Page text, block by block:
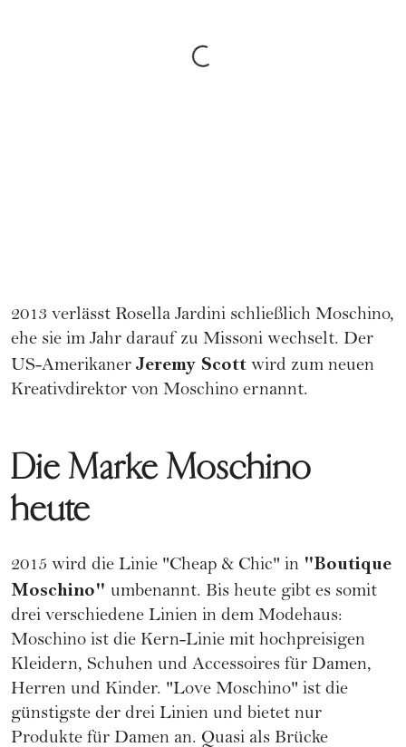
2013 verlässt Rosella Jardini schließlich Moschino,
ehe sie im Jahr darauf zu Missoni wechselt. Der
US-Amerikaner Jeremy Scott wird zum neuen
Kreativdirektor von Moschino ernannt.
Die Marke Moschino
heute
2015 wird die Linie "Cheap & Chic" in "Boutique
Moschino" umbenannt. Bis heute gibt es somit
drei verschiedene Linien in dem Modehaus:
Moschino ist die Kern-Linie mit hochpreisigen
Kleidern, Schuhen und Accessoires für Damen,
Herren und Kinder. "Love Moschino" ist die
günstigste der drei Linien und bietet nur
Produkte für Damen an. Quasi als Brücke